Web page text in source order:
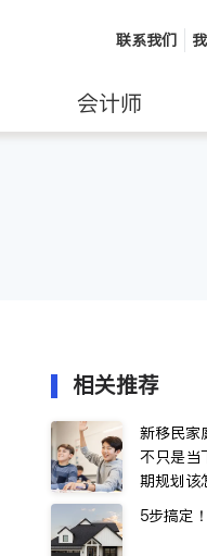
联系我们
会计师
相关推荐
新移民家
不只是当
期规划该
5步搞定